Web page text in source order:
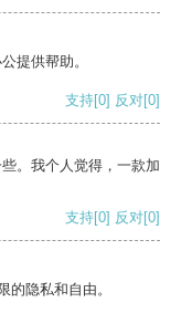
提供帮助。
支持[0] 反对[0]
。我个人觉得，一款加
支持[0] 反对[0]
隐私和自由。